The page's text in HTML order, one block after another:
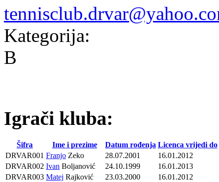
Kategorija:
B
Igrači kluba:
Šifra Ime i prezime Datum rođenja Licenca vrijedi do
DRVAR001 Franjo Zeko 28.07.2001
16.01.2012
DRVAR002 Ivan Boljanović 24.10.1999
16.01.2013
DRVAR003 Matej Rajković 23.03.2000
16.01.2012